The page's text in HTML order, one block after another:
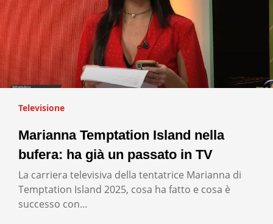
Televisione
Marianna Temptation Island nella
bufera: ha già un passato in TV
La carriera televisiva della tentatrice Marianna di
Temptation Island 2025, cosa ha fatto e cosa è
successo con…